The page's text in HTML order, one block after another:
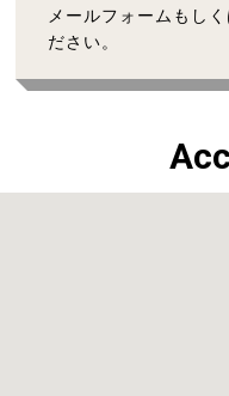
メールフォームもし
ださい。